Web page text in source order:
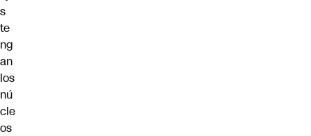
s
te
ng
an
los
nú
cle
os